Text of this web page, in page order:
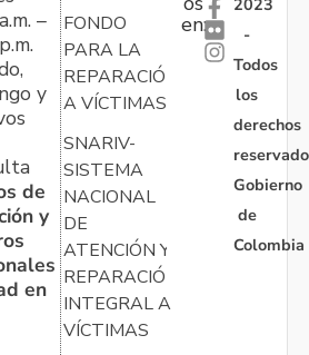
–
y
de
y
en
FONDO
PARA LA
REPARACIÓN
A VÍCTIMAS
SNARIV-
SISTEMA
NACIONAL
DE
ATENCIÓN Y
REPARACIÓN
INTEGRAL A
VÍCTIMAS
en:
-
Todos
los
derechos
Gobierno
de
Colombia